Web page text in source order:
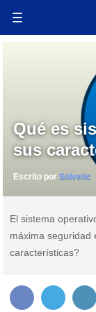
Qué es
sus
Escrito por Solvetic
El sistema
máxima seguridad
características?